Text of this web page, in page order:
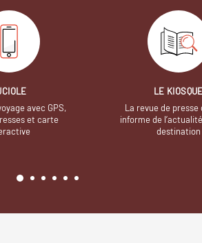
avec GPS,
et carte
LE
La revue de presse
informe de
destination